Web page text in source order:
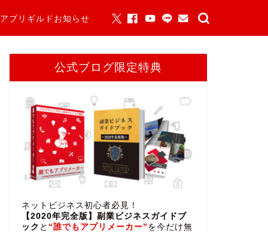
アプリギルドお知らせ
公式ブログ限定特典
ネットビジネス初心者必見！
【2020年完全版】副業ビジネスガイドブ
ック と “誰でもアプリメーカー” を今だけ無